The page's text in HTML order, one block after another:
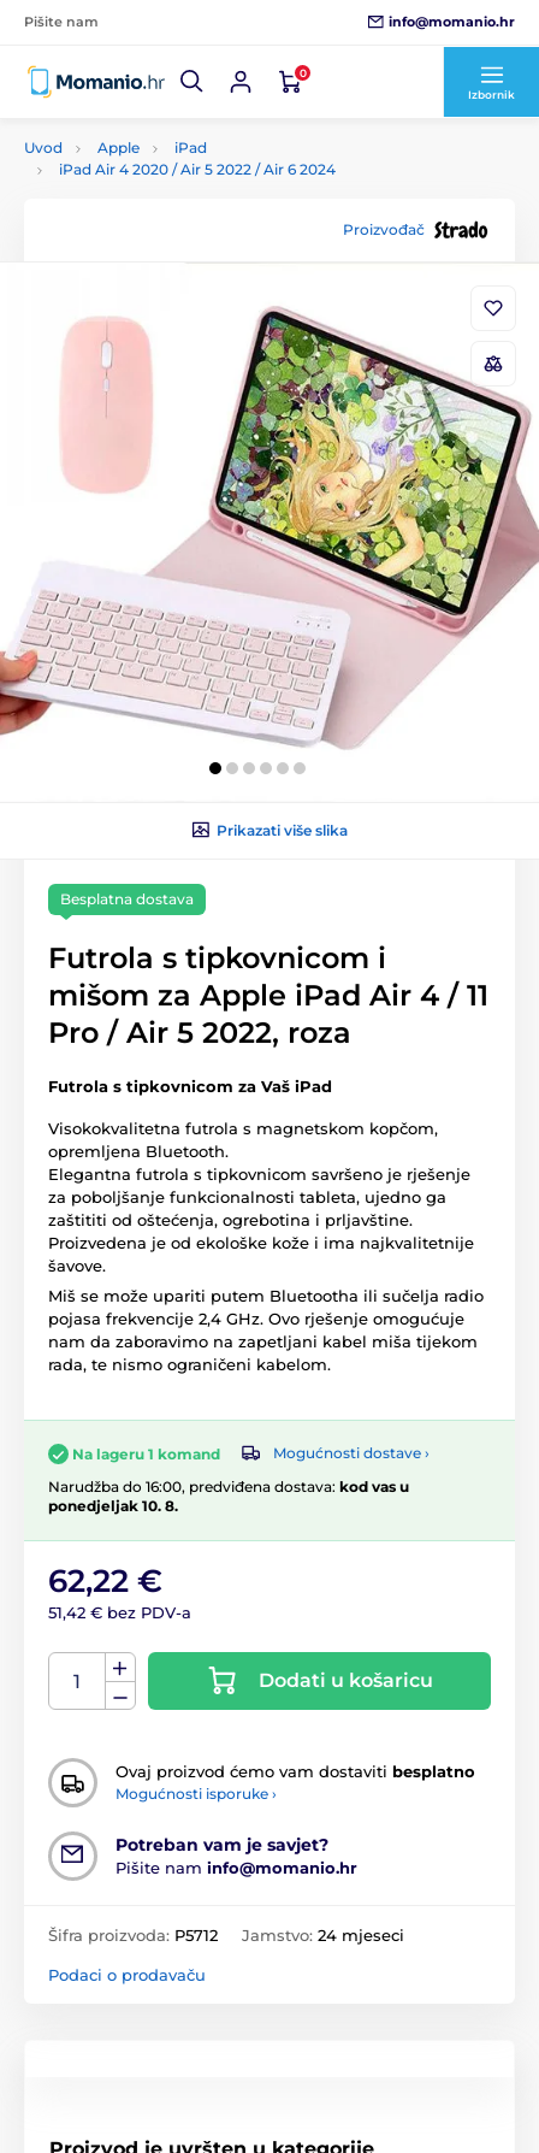
Pišite nam info@momanio.hr
0
Izbornik
Uvod Apple
iPad
iPad Air 4 2020 / Air 5 2022 / Air 6 2024
Proizvođač
Prikazati više slika
Besplatna dostava
Futrola s tipkovnicom i
mišom za Apple iPad Air 4 / 11
Pro / Air 5 2022, roza
Futrola s tipkovnicom za Vaš iPad
Visokokvalitetna futrola s magnetskom kopčom,
opremljena Bluetooth.
Elegantna futrola s tipkovnicom savršeno je rješenje
za poboljšanje funkcionalnosti tableta, ujedno ga
zaštititi od oštećenja, ogrebotina i prljavštine.
Proizvedena je od ekološke kože i ima najkvalitetnije
šavove.
Miš se može upariti putem Bluetootha ili sučelja radio
pojasa frekvencije 2,4 GHz. Ovo rješenje omogućuje
nam da zaboravimo na zapetljani kabel miša tijekom
rada, te nismo ograničeni kabelom.
Na lageru 1 komand
Mogućnosti dostave ›
Narudžba do 16:00, predviđena dostava: kod vas u
ponedjeljak 10. 8.
62,22 €
51,42 € bez PDV-a
Dodati u košaricu
Ovaj proizvod ćemo vam dostaviti besplatno
Mogućnosti isporuke ›
Potreban vam je savjet?
Pišite nam info@momanio.hr
Šifra proizvoda: P5712 Jamstvo: 24 mjeseci
Podaci o prodavaču